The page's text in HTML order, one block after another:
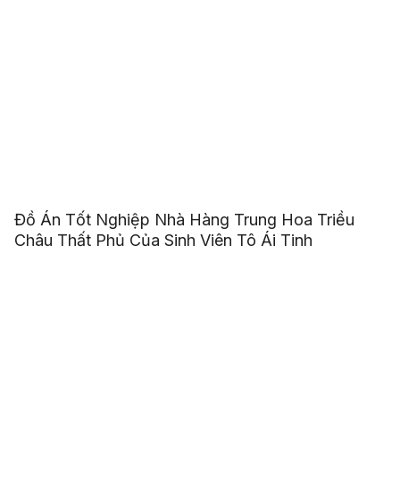
Đồ Án Tốt Nghiệp Nhà Hàng Trung Hoa Triều
Châu Thất Phủ Của Sinh Viên Tô Ái Tinh